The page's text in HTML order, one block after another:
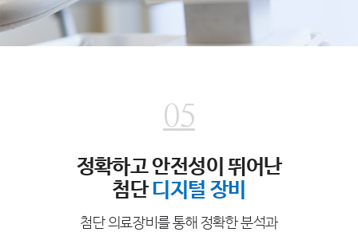
05
정확하고 안전성이 뛰어난
첨단 디지털 장비
첨단 의료장비를 통해 정확한 분석과